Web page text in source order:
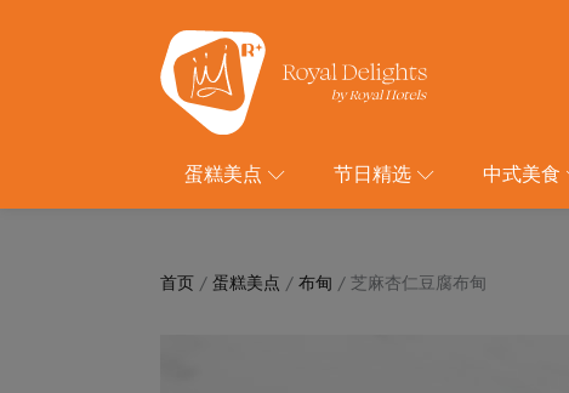
蛋糕美点 节日精选 中式美食
首页 / 蛋糕美点 / 布甸 / 芝麻杏仁豆腐布甸